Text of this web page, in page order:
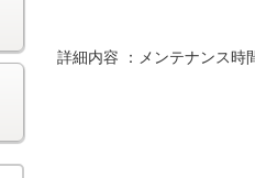
詳細内容 ：メンテナンス時